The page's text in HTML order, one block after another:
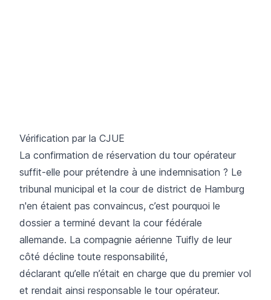
Vérification par la CJUE
La confirmation de réservation du tour opérateur
suffit-elle pour prétendre à une indemnisation ? Le
tribunal municipal et la cour de district de Hamburg
n'en étaient pas convaincus, c’est pourquoi le
dossier a terminé devant la cour fédérale
allemande. La compagnie aérienne Tuifly de leur
côté décline toute responsabilité,
déclarant qu’elle n’était en charge que du premier vol
et rendait ainsi responsable le tour opérateur.